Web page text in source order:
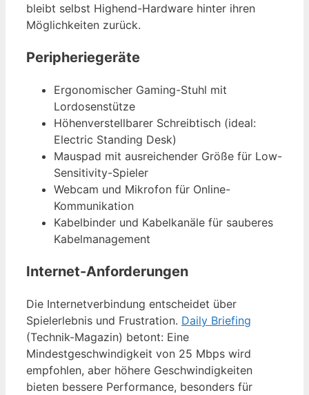
bleibt selbst Highend-Hardware hinter ihren
Möglichkeiten zurück.
Peripheriegeräte
Ergonomischer Gaming-Stuhl mit
Lordosenstütze
Höhenverstellbarer Schreibtisch (ideal:
Electric Standing Desk)
Mauspad mit ausreichender Größe für Low-
Sensitivity-Spieler
Webcam und Mikrofon für Online-
Kommunikation
Kabelbinder und Kabelkanäle für sauberes
Kabelmanagement
Internet-Anforderungen
Die Internetverbindung entscheidet über
Spielerlebnis und Frustration. Daily Briefing
(Technik-Magazin) betont: Eine
Mindestgeschwindigkeit von 25 Mbps wird
empfohlen, aber höhere Geschwindigkeiten
bieten bessere Performance, besonders für